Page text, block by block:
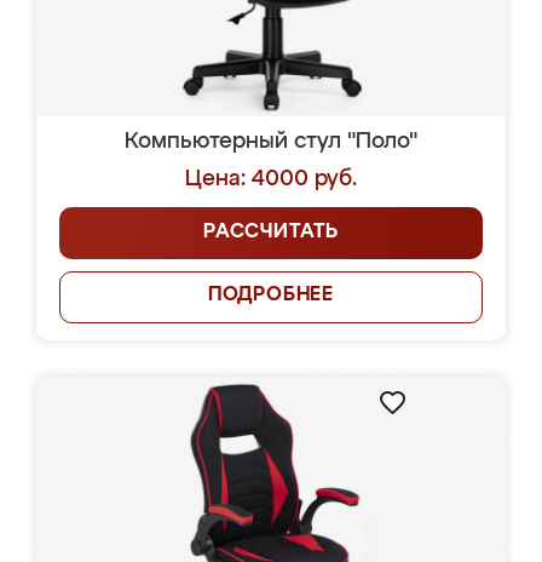
Компьютерный стул "Поло"
Цена: 4000 руб.
РАССЧИТАТЬ
ПОДРОБНЕЕ